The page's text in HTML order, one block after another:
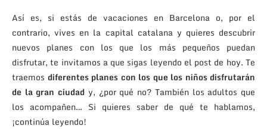
Así es, si estás de vacaciones en Barcelona o, por el
contrario, vives en la capital catalana y quieres descubrir
nuevos planes con los que los más pequeños puedan
disfrutar, te invitamos a que sigas leyendo el post de hoy. Te
traemos diferentes planes con los que los niños disfrutarán
de la gran ciudad y, ¿por qué no? También los adultos que
los acompañen… Si quieres saber de qué te hablamos,
¡continúa leyendo!